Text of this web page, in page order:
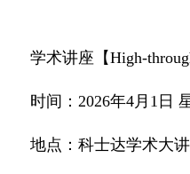
学术讲座【High-
时间： 2026年4月 1 日
地点：科士达学术大